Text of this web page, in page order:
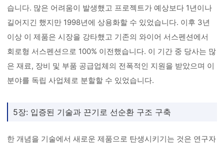
습니다. 많은 어려움이 발생했고 프로젝트가 예상보다 1년이나
길어지긴 했지만 1998년에 상용화할 수 있었습니다. 이후 3년
이상 이 제품은 시장을 강타했고 기존의 와이어 서스펜션에서
회로형 서스펜션으로 100% 이전했습니다. 이 기간 중 당사는 많
은 재료, 장비 및 부품 공급업체의 전폭적인 지원을 받았으며 이
분야를 독립 사업체로 분할할 수 있었습니다.
5장: 입증된 기술과 끈기로 선순환 구조 구축
한 개념을 기술에서 새로운 제품으로 탄생시키기는 것은 연구자